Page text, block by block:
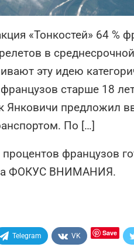
«Тонкостей» 64 %
в
эту идею
старше 18
Янковичи предложил
По […]
французов
ФОКУС ВНИМАНИЯ.
Telegram VK Save